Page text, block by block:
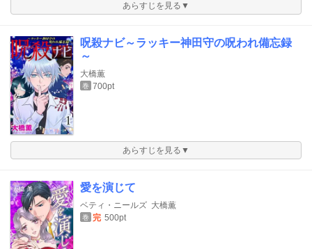
あらすじを見る▼
呪殺ナビ～ラッキー神田守の呪われ備忘録
～
大橋薫
巻 700pt
あらすじを見る▼
愛を演じて
ベティ・ニールズ 大橋薫
巻 完 500pt